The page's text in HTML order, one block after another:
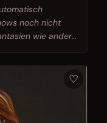
noch nicht
wie andere
♡